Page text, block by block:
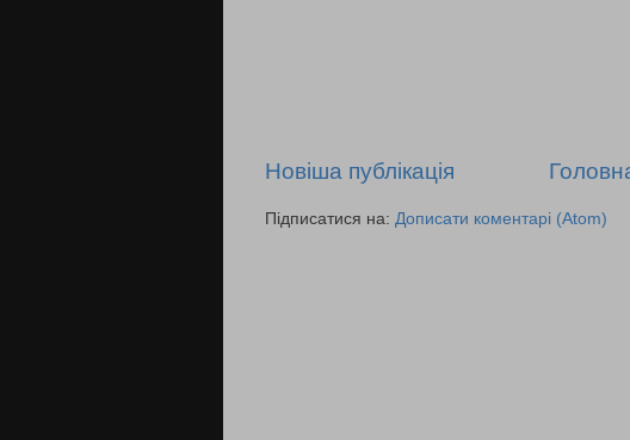
Новіша публікація
Підписатися на: Дописати коментарі (Atom)